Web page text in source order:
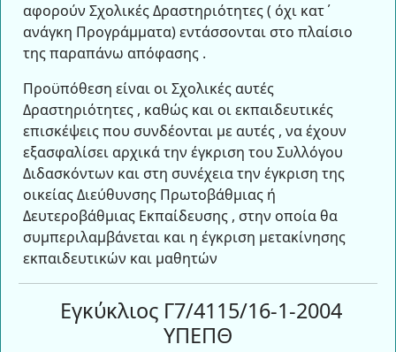
αφορούν Σχολικές Δραστηριότητες ( όχι κατ΄
ανάγκη Προγράμματα) εντάσσονται στο πλαίσιο
της παραπάνω απόφασης .
Προϋπόθεση είναι οι Σχολικές αυτές
Δραστηριότητες , καθώς και οι εκπαιδευτικές
επισκέψεις που συνδέονται με αυτές , να έχουν
εξασφαλίσει αρχικά την έγκριση του Συλλόγου
Διδασκόντων και στη συνέχεια την έγκριση της
οικείας Διεύθυνσης Πρωτοβάθμιας ή
Δευτεροβάθμιας Εκπαίδευσης , στην οποία θα
συμπεριλαμβάνεται και η έγκριση μετακίνησης
εκπαιδευτικών και μαθητών
Εγκύκλιος Γ7/4115/16-1-2004
ΥΠΕΠΘ